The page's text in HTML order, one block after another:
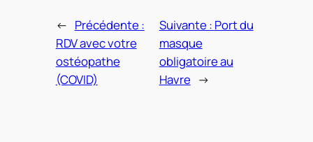
← Précédente :
RDV avec votre
ostéopathe
(COVID)
Suivante : Port du
masque
obligatoire au
Havre →